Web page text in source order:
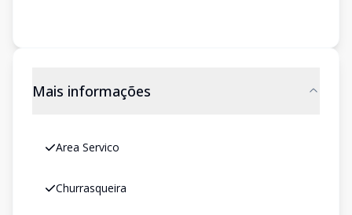
Mais informações
Area Servico
Churrasqueira